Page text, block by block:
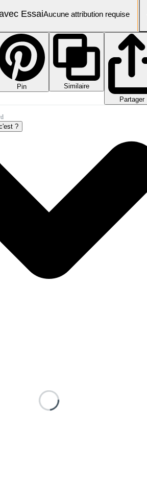
EssaiAucune attribution requise
Pin
Similaire
Partager
?